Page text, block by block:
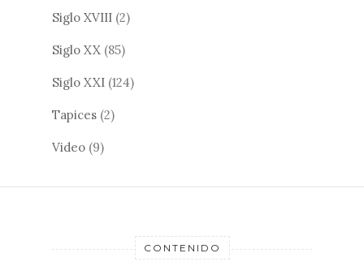
Siglo XVIII (2)
Siglo XX (85)
Siglo XXI (124)
Tapices (2)
Video (9)
CONTENIDO